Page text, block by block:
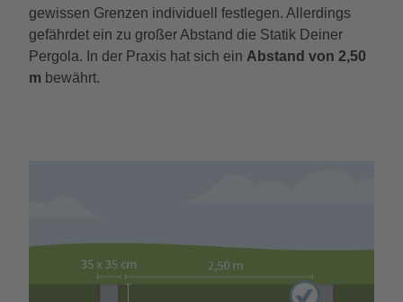
gewissen Grenzen individuell festlegen. Allerdings
gefährdet ein zu großer Abstand die Statik Deiner
Pergola. In der Praxis hat sich ein Abstand von 2,50
m bewährt.